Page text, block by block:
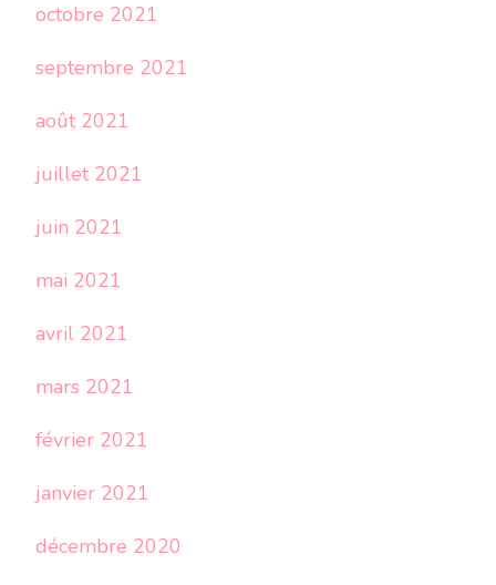
octobre 2021
septembre 2021
août 2021
juillet 2021
juin 2021
mai 2021
avril 2021
mars 2021
février 2021
janvier 2021
décembre 2020